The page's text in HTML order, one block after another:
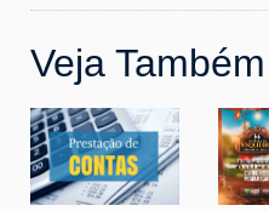
Veja Também